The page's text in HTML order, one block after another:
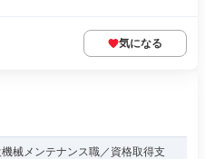
気になる
械メンテナンス職／資格取得支